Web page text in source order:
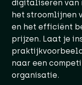
digitaliseren van
het stroomlijnen
en het efficiënt
prijzen. Laat je
naar een
organisatie.